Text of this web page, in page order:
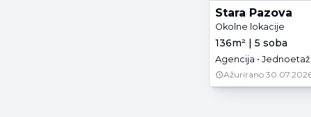
Stara Pazova
Okolne lokacije
136m² | 5 soba
Agencija •
Ažurirano